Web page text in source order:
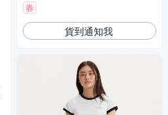
券
貨到通知我